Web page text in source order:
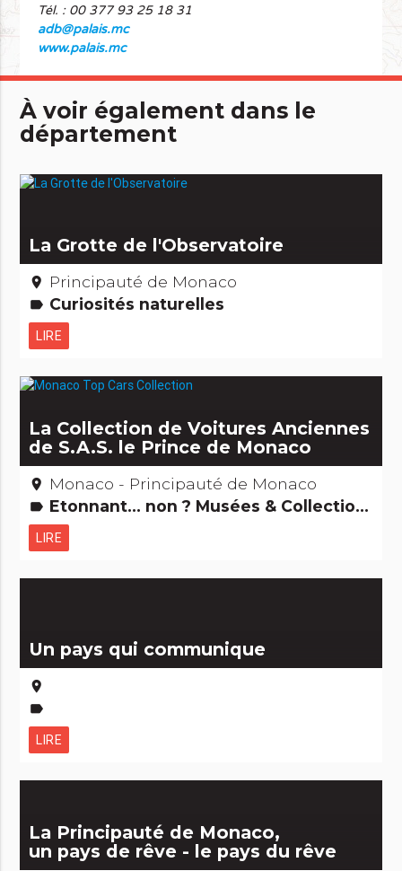
Tél. : 00 377 93 25 18 31
adb@palais.mc
www.palais.mc
À voir également dans le
département
La Grotte de l'Observatoire
place Principauté de Monaco
label Curiosités naturelles
LIRE
La Collection de Voitures Anciennes
de S.A.S. le Prince de Monaco
place Monaco - Principauté de Monaco
label Etonnant... non ? Musées & Collections
LIRE
Un pays qui communique
place
label
LIRE
La Principauté de Monaco,
un pays de rêve - le pays du rêve